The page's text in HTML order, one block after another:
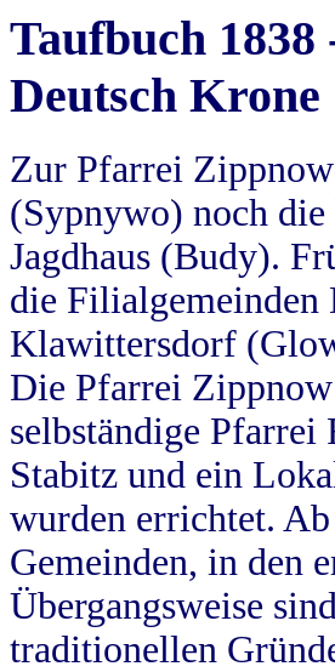
Taufbuch
Deutsch Krone
Zur Pfarrei
(Sypnywo) noch
Jagdhaus (Budy).
die Filialgemeinden
Klawittersdorf
Die Pfarrei
selbständige
Stabitz und ein
wurden errichtet.
Gemeinden, in den
Übergangsweise
traditionellen